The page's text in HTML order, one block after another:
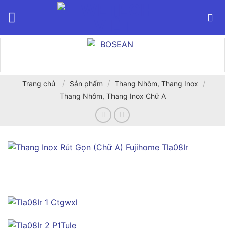
Trang chủ / Sản phẩm / Thang Nhôm, Thang Inox /
Thang Nhôm, Thang Inox Chữ A